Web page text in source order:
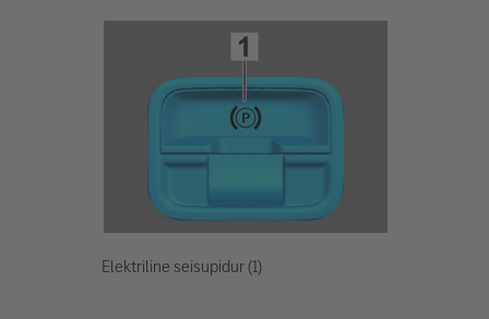
Elektriline seisupidur (1)